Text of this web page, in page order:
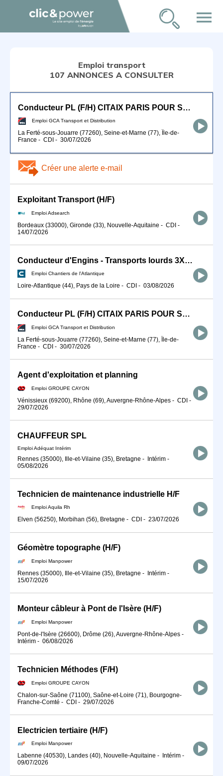
menu
Emploi transport
107 ANNONCES A CONSULTER
Conducteur PL (F/H) CITAIX PARIS POUR SEPTEMBRE 2026
Emploi GCA Transport et Distribution
La Ferté-sous-Jouarre (77260), Seine-et-Marne (77), Île-de-
France - CDI - 30/07/2026
Créer une alerte e-mail
Exploitant Transport (H/F)
Emploi Adsearch
Bordeaux (33000), Gironde (33), Nouvelle-Aquitaine - CDI -
14/07/2026
Conducteur d'Engins - Transports lourds 3X8 H/F
Emploi Chantiers de l'Atlantique
Loire-Atlantique (44), Pays de la Loire - CDI - 03/08/2026
Conducteur PL (F/H) CITAIX PARIS POUR SEPTEMBRE 2026
Emploi GCA Transport et Distribution
La Ferté-sous-Jouarre (77260), Seine-et-Marne (77), Île-de-
France - CDI - 30/07/2026
Agent d'exploitation et planning
Emploi GROUPE CAYON
Vénissieux (69200), Rhône (69), Auvergne-Rhône-Alpes - CDI -
29/07/2026
CHAUFFEUR SPL
Emploi Adéquat Intérim
Rennes (35000), Ille-et-Vilaine (35), Bretagne - Intérim -
05/08/2026
Technicien de maintenance industrielle H/F
Emploi Aquila Rh
Elven (56250), Morbihan (56), Bretagne - CDI - 23/07/2026
Géomètre topographe (H/F)
Emploi Manpower
Rennes (35000), Ille-et-Vilaine (35), Bretagne - Intérim -
15/07/2026
Monteur câbleur à Pont de l'Isère (H/F)
Emploi Manpower
Pont-de-l'Isère (26600), Drôme (26), Auvergne-Rhône-Alpes -
Intérim - 06/08/2026
Technicien Méthodes (F/H)
Emploi GROUPE CAYON
Chalon-sur-Saône (71100), Saône-et-Loire (71), Bourgogne-
Franche-Comté - CDI - 29/07/2026
Electricien tertiaire (H/F)
Emploi Manpower
Labenne (40530), Landes (40), Nouvelle-Aquitaine - Intérim -
09/07/2026